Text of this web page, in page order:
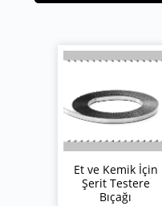
Et ve Kemik İçin
Şerit Testere
Bıçağı